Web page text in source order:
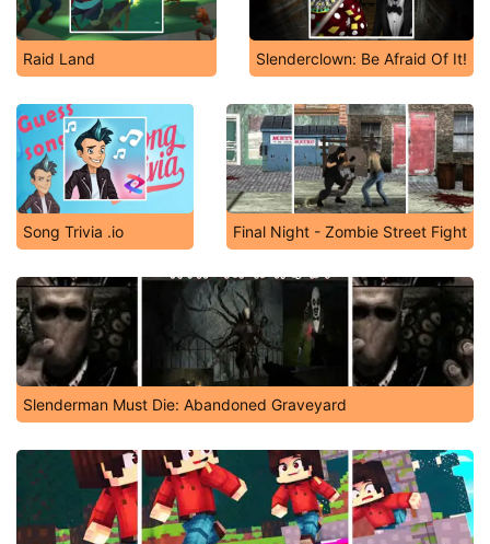
Raid Land Slenderclown: Be Afraid Of It!
Song Trivia .io Final Night - Zombie Street Fight
Slenderman Must Die: Abandoned Graveyard